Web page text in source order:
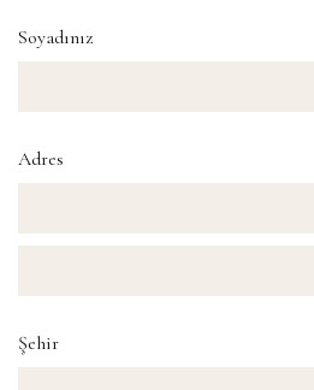
Soyadınız
Adres
Şehir